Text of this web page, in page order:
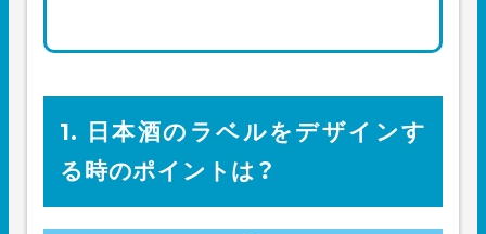
1. 日本酒のラベルをデザインす
る時のポイントは？